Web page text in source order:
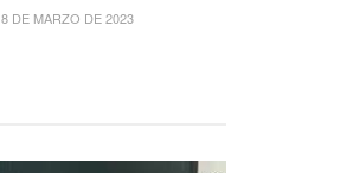
DE MARZO DE 2023